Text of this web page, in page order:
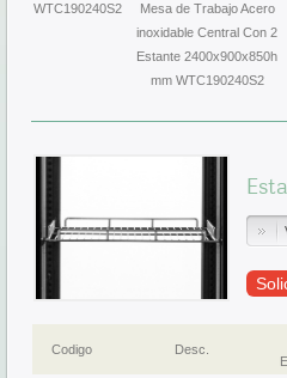
WTC190240S2
Mesa de Trabajo Acero
inoxidable Central Con 2
Estante 2400x900x850h
mm WTC190240S2
Codigo Desc.